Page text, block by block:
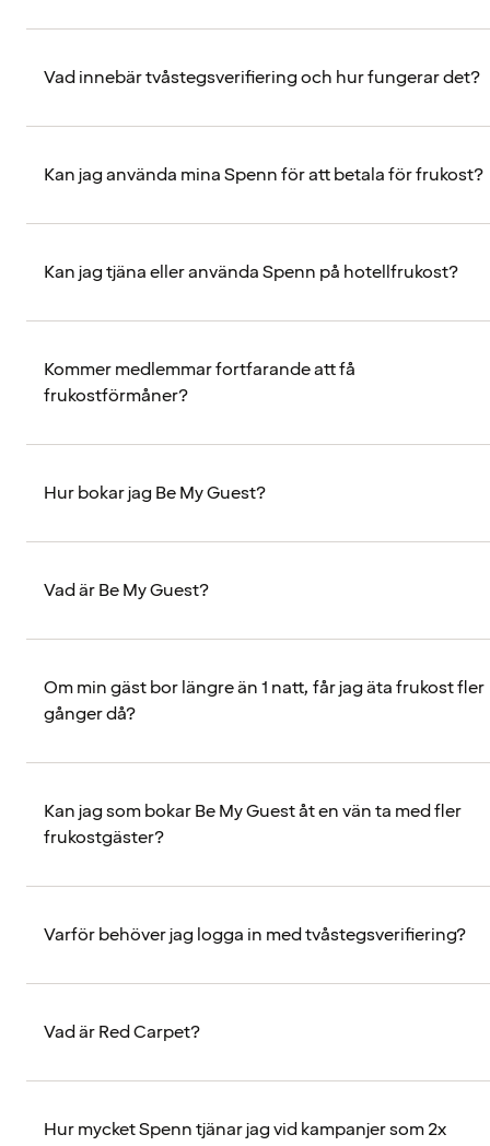
Vad innebär tvåstegsverifiering och hur fungerar det?
Kan jag använda mina Spenn för att betala för frukost?
Kan jag tjäna eller använda Spenn på hotellfrukost?
Kommer medlemmar fortfarande att få
frukostförmåner?
Hur bokar jag Be My Guest?
Vad är Be My Guest?
Om min gäst bor längre än 1 natt, får jag äta frukost fler
gånger då?
Kan jag som bokar Be My Guest åt en vän ta med fler
frukostgäster?
Varför behöver jag logga in med tvåstegsverifiering?
Vad är Red Carpet?
Hur mycket Spenn tjänar jag vid kampanjer som 2x